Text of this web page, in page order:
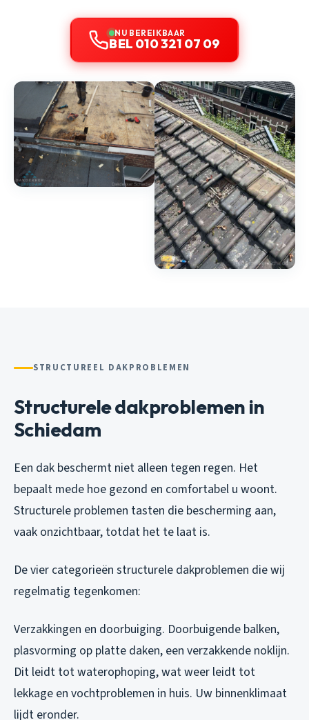
NU BEREIKBAAR
BEL 010 321 07 09
STRUCTUREEL DAKPROBLEMEN
Structurele dakproblemen in
Schiedam
Een dak beschermt niet alleen tegen regen. Het
bepaalt mede hoe gezond en comfortabel u woont.
Structurele problemen tasten die bescherming aan,
vaak onzichtbaar, totdat het te laat is.
De vier categorieën structurele dakproblemen die wij
regelmatig tegenkomen:
Verzakkingen en doorbuiging. Doorbuigende balken,
plasvorming op platte daken, een verzakkende noklijn.
Dit leidt tot waterophoping, wat weer leidt tot
lekkage en vochtproblemen in huis. Uw binnenklimaat
lijdt eronder.